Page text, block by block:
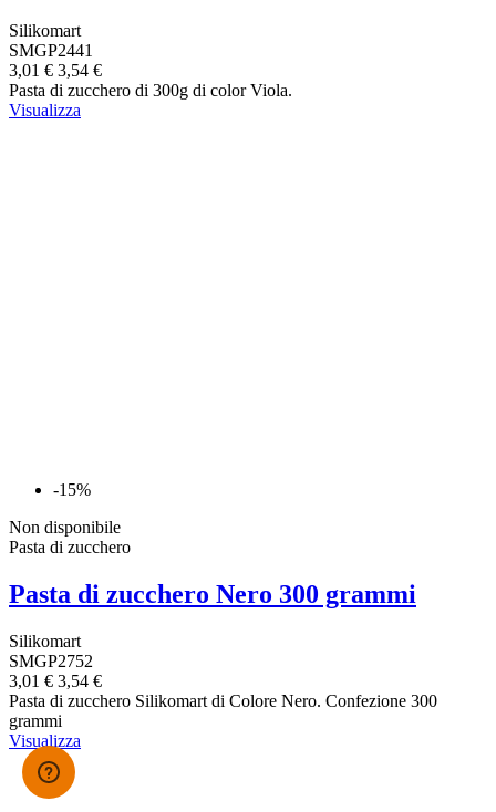
Silikomart
SMGP2441
3,01 € 3,54 €
Pasta di zucchero di 300g di color Viola.
Visualizza
-15%
Non disponibile
Pasta di zucchero
Pasta di zucchero Nero 300 grammi
Silikomart
SMGP2752
3,01 € 3,54 €
Pasta di zucchero Silikomart di Colore Nero. Confezione 300
grammi
Visualizza